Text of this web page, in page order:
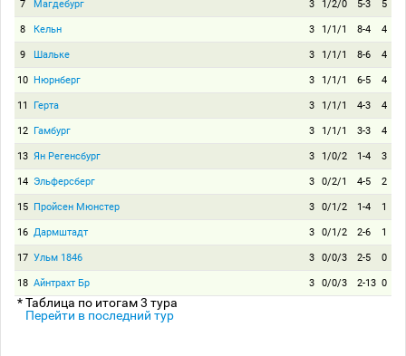
7 Магдебург 3 1/2/0 5-3 5
8 Кельн 3 1/1/1 8-4 4
9 Шальке 3 1/1/1 8-6 4
10 Нюрнберг 3 1/1/1 6-5 4
11 Герта 3 1/1/1 4-3 4
12 Гамбург 3 1/1/1 3-3 4
13 Ян Регенсбург 3 1/0/2 1-4 3
14 Эльферсберг 3 0/2/1 4-5 2
15 Пройсен Мюнстер 3 0/1/2 1-4 1
16 Дармштадт 3 0/1/2 2-6 1
17 Ульм 1846 3 0/0/3 2-5 0
18 Айнтрахт Бр 3 0/0/3 2-13 0
* Таблица по итогам 3 тура
Перейти в последний тур